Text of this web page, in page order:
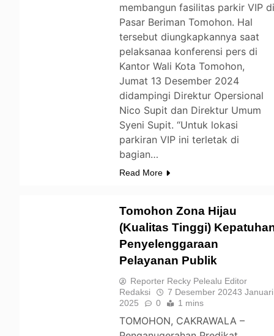
membangun fasilitas parkir VIP
Pasar Beriman Tomohon. Hal
tersebut diungkapkannya saat
pelaksanaa konferensi pers di
Kantor Wali Kota Tomohon,
Jumat 13 Desember 2024
didampingi Direktur Opersional
Nico Supit dan Direktur Umum
Syeni Supit. “Untuk lokasi
parkiran VIP ini terletak di
bagian…
Read More
Tomohon Zona Hijau
(Kualitas Tinggi)
Penyelenggaraan
Pelayanan Publik
Reporter Recky Pelealu Editor
Redaksi
7 Desember 20243 Januari
2025
0 1 mins
TOMOHON, CAKRAWALA –